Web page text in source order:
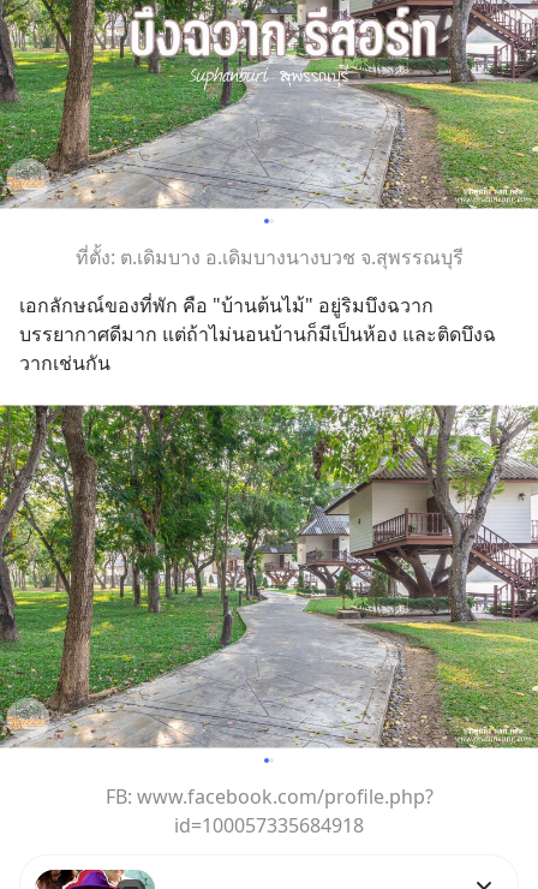
ที่ตั้ง: ต.เดิมบาง อ.เดิมบางนางบวช จ.สุพรรณบุรี
เอกลักษณ์ของที่พัก คือ "บ้านต้นไม้" อยู่ริมบึงฉวาก
บรรยากาศดีมาก แต่ถ้าไม่นอนบ้านก็มีเป็นห้อง และติดบึงฉ
วากเช่นกัน
FB: www.facebook.com/profile.php?
id=100057335684918